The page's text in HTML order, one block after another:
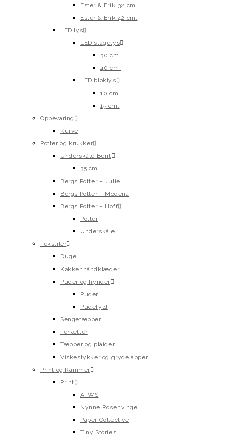
Ester & Erik 32 cm.
Ester & Erik 42 cm.
LED lys
LED stagelys
30 cm.
40 cm.
LED bloklys
10 cm.
15 cm.
Opbevaring
Kurve
Potter og krukker
Underskåle Berit
35 cm
Bergs Potter – Julie
Bergs Potter – Modena
Bergs Potter – Hoff
Potter
Underskåle
Tekstiler
Duge
Køkkenhåndklæder
Puder og hynder
Puder
Pudefyld
Sengetæpper
Tehætter
Tæpper og plaider
Viskestykker og grydelapper
Print og Rammer
Print
ATWS
Nynne Rosenvinge
Paper Collective
Tiny Stories